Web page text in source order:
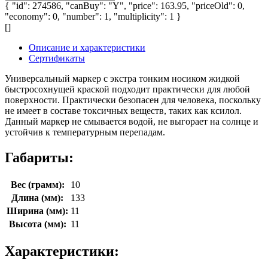
{ "id": 274586, "canBuy": "Y", "price": 163.95, "priceOld": 0,
"economy": 0, "number": 1, "multiplicity": 1 }
[]
Описание и характеристики
Сертификаты
Универсальный маркер с экстра тонким носиком жидкой
быстросохнущей краской подходит практически для любой
поверхности. Практичеcки безопасен для человека, поскольку
не имеет в составе токсичных веществ, таких как ксилол.
Данный маркер не смывается водой, не выгорает на солнце и
устойчив к температурным перепадам.
Габариты:
Вес (грамм):
10
Длина (мм):
133
Ширина (мм): 11
Высота (мм): 11
Характеристики: